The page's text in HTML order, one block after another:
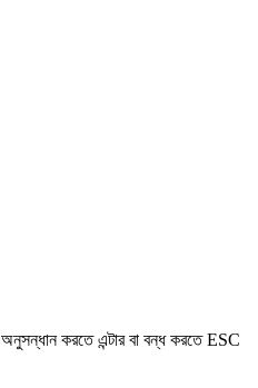
অনুসন্ধান করতে এন্টার বা বন্ধ করতে ESC